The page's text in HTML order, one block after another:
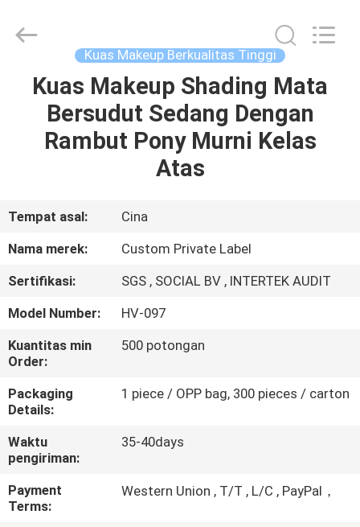
RUMAH
PRODUK
KAMI
PABRIK
KONTROL
KUALITAS
POLICY
Reserved.
Kuas Makeup Berkualitas Tinggi
Kuas Makeup Shading Mata
Bersudut Sedang Dengan
Rambut Pony Murni Kelas
Atas
Tempat asal:
Cina
Nama merek:
Custom Private Label
Sertifikasi:
SGS , SOCIAL BV , INTERTEK AUDIT
Model Number:
HV-097
Kuantitas min
Order:
500 potongan
Packaging
Details:
1 piece / OPP bag, 300 pieces / carton
Waktu
pengiriman:
35-40days
Payment
Terms:
Western Union , T/T , L/C , PayPal，